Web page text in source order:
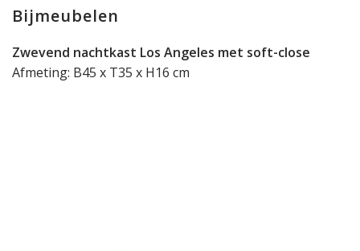
Bijmeubelen
Zwevend nachtkast Los Angeles met soft-close
Afmeting: B45 x T35 x H16 cm